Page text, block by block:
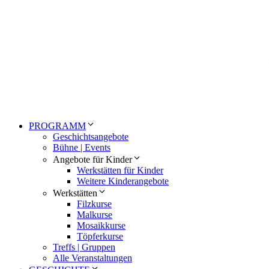
PROGRAMM
Geschichtsangebote
Bühne | Events
Angebote für Kinder
Werkstätten für Kinder
Weitere Kinderangebote
Werkstätten
Filzkurse
Malkurse
Mosaikkurse
Töpferkurse
Treffs | Gruppen
Alle Veranstaltungen